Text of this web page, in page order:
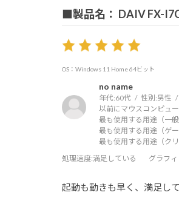
■製品名： DAIV FX-
OS：Windows 11 Home 64ビット
no name
年代:60代 性別:男性
以前にマウスコンピュ
最も使用する用途（一
最も使用する用途（ゲ
最も使用する用途（ク
処理速度:満足している グラフ
起動も動きも早く、満足して